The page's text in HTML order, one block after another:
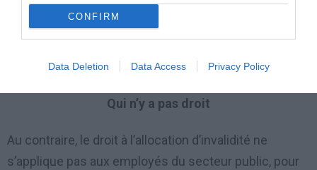
CONFIRM
Data Deletion Data Access Privacy Policy
substitution et complémentaires de l’assurance
parasubordonnés.
Qui n’y a pas droit
Au contraire, le droit à l’allocation d’invalidité ne
s’applique pas aux employés du secteur public, pour